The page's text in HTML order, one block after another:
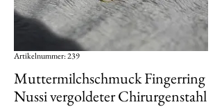
Artikelnummer: 239
Muttermilchschmuck Fingerring
Nussi vergoldeter Chirurgenstahl